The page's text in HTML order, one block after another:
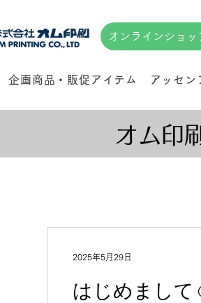
オンラインショッ
企画商品・販促アイテム アッセン
オム印
はじめまし
2025年5月29日